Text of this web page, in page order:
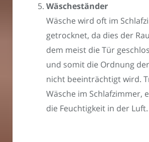
Wäscheständer
Wäsche wird oft im
getrocknet, da dies der
dem meist die Tür
und somit die Ordnung
nicht beeinträchtigt wird.
Wäsche im Schlafzimmer,
die Feuchtigkeit in der Luft.